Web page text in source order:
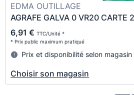
EDMA OUTILLAGE
AGRAFE GALVA 0 VR20 CARTE
6,91 € TTC/Unité *
* Prix public maximum pratiqué
Prix et disponibilité selon magasin
Choisir son magasin